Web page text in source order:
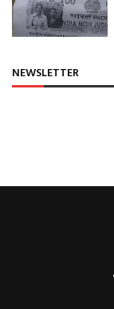
NEWSLETTER